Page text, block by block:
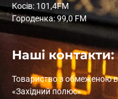
Косів: 101,4FM
Городенка: 99,0 FM
Наші контакти:
Товариство з обмеженою
«Західний полюс»